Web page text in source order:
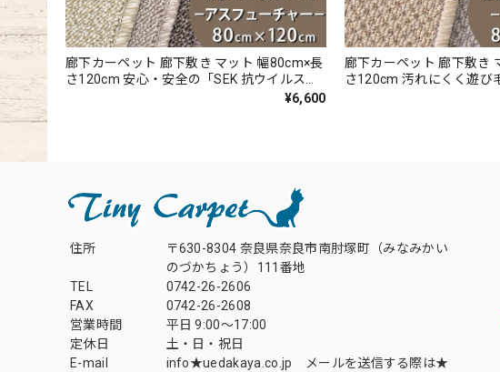
廊下カーペット 廊下敷き マット 幅80cm×長
さ120cm 安心・安全の「SEK 抗ウイルス加
工」+「SEK 制菌加工」雰囲気のある杢調 無
¥6,600
廊下カーペット 廊下敷き
さ120cm 汚れにくく遊び
お手入れしやすい♪ 波紋
住所
〒630-8304 奈良県奈良市南肘塚町（みなみかい
のづかちょう）111番地
TEL
0742-26-2606
FAX
0742-26-2608
営業時間
平日 9:00～17:00
定休日
土・日・祝日
E-mail
info★uedakaya.co.jp メールを送信する際は★